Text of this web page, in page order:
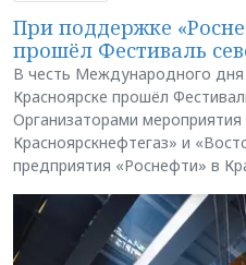
При поддержке
прошёл Фестиваль
В честь Международного
Красноярске прошёл
Организаторами
Красноярскнефтегаз» и
предприятия «Роснефти» в